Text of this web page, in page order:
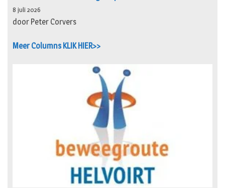
8 juli 2026
door Peter Corvers
Meer Columns KLIK HIER>>